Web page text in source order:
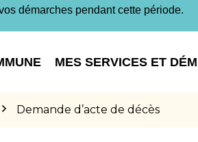
démarches pendant cette période.
MES SERVICES ET
Demande d’acte de décès